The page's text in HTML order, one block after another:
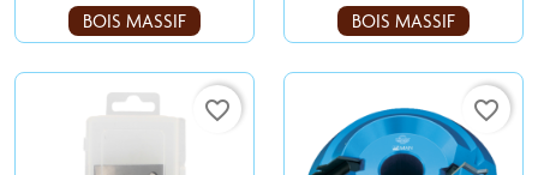
BOIS MASSIF
BOIS MASSIF
favorite_border favorite_border